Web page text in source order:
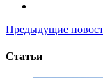
Предыдущие
Статьи